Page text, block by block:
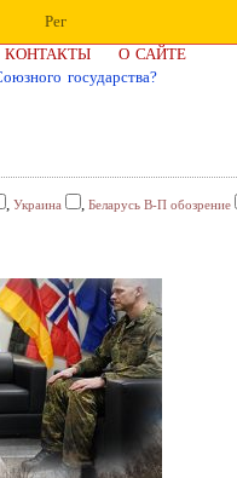
Рег
КОНТАКТЫ
О САЙТЕ
государства?
, Украина , Беларусь В-П обозрение